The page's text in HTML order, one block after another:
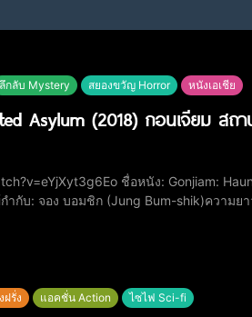
ลึกลับ Mystery สยองขวัญ Horror หนังเอเชีย
Asylum (2018) กอนเจียม สถ
Asylum (กอนจีอัม: สถานผีดุ)ปีที่ฉาย: 2018หมวดหมู่:
กับ: จอง บอมชิก (Jung Bum-shik)ความย
ฝรั่ง แอคชั่น Action ไซไฟ Sci-fi